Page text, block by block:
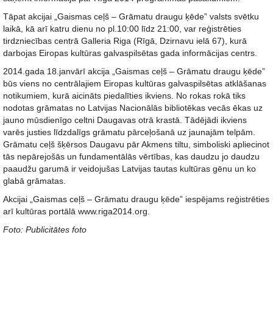
Tāpat akcijai „Gaismas ceļš – Grāmatu draugu ķēde” valsts svētku
laikā, kā arī katru dienu no pl.10:00 līdz 21:00, var reģistrēties
tirdzniecības centrā Galleria Riga (Rīgā, Dzirnavu ielā 67), kurā
darbojas Eiropas kultūras galvaspilsētas gada informācijas centrs.
2014.gada 18.janvārī akcija „Gaismas ceļš – Grāmatu draugu ķēde”
būs viens no centrālajiem Eiropas kultūras galvaspilsētas atklāšanas
notikumiem, kurā aicināts piedalīties ikviens. No rokas rokā tiks
nodotas grāmatas no Latvijas Nacionālās bibliotēkas vecās ēkas uz
jauno mūsdienīgo celtni Daugavas otrā krastā. Tādējādi ikviens
varēs justies līdzdalīgs grāmatu pārceļošanā uz jaunajām telpām.
Grāmatu ceļš šķērsos Daugavu pār Akmens tiltu, simboliski apliecinot
tās nepārejošās un fundamentālās vērtības, kas daudzu jo daudzu
paaudžu garumā ir veidojušas Latvijas tautas kultūras gēnu un ko
glabā grāmatas.
Akcijai „Gaismas ceļš – Grāmatu draugu ķēde” iespējams reģistrēties
arī kultūras portālā www.riga2014.org.
Foto: Publicitātes foto